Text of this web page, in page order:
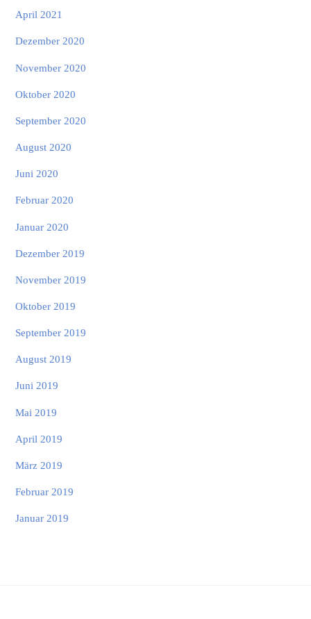
April 2021
Dezember 2020
November 2020
Oktober 2020
September 2020
August 2020
Juni 2020
Februar 2020
Januar 2020
Dezember 2019
November 2019
Oktober 2019
September 2019
August 2019
Juni 2019
Mai 2019
April 2019
März 2019
Februar 2019
Januar 2019